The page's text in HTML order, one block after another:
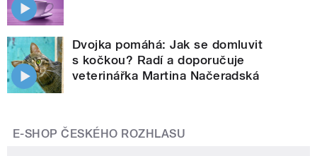
Dvojka pomáhá: Jak se domluvit
s kočkou? Radí a doporučuje
veterinářka Martina Načeradská
E-SHOP ČESKÉHO ROZHLASU